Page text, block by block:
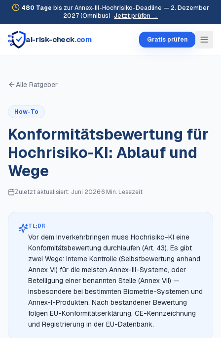
480 Tage bis zur Annex-III-Hochrisiko-Deadline — 2. Dezember
2027 (Omnibus) Jetzt prüfen →
ai-risk-check.com Gratis prüfen
Alle Ratgeber
How-To
Konformitätsbewertung für
Hochrisiko-KI: Ablauf und
Wege
Zuletzt aktualisiert: Juni 2026·6 Min. Lesezeit
TL;DR
Vor dem Inverkehrbringen muss Hochrisiko-KI eine
Konformitätsbewertung durchlaufen (Art. 43). Es gibt
zwei Wege: interne Kontrolle (Selbstbewertung anhand
Annex VI) für die meisten Annex-III-Systeme, oder
Beteiligung einer benannten Stelle (Annex VII) —
insbesondere bei bestimmten Biometrie-Systemen und
Annex-I-Produkten. Nach bestandener Bewertung
folgen EU-Konformitätserklärung, CE-Kennzeichnung
und Registrierung in der EU-Datenbank.